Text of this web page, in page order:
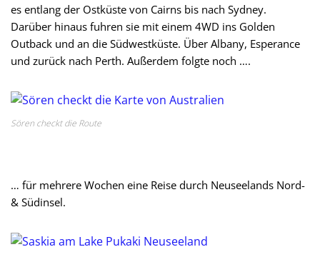
es entlang der Ostküste von Cairns bis nach Sydney.
Darüber hinaus fuhren sie mit einem 4WD ins Golden
Outback und an die Südwestküste. Über Albany, Esperance
und zurück nach Perth. Außerdem folgte noch ….
Sören checkt die Route
… für mehrere Wochen eine Reise durch Neuseelands Nord-
& Südinsel.